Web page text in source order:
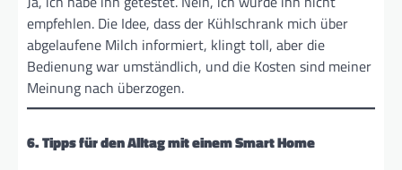
empfehlen. Die Idee, dass der Kühlschrank mich über
abgelaufene Milch informiert, klingt toll, aber die
Bedienung war umständlich, und die Kosten sind meiner
Meinung nach überzogen.
6. Tipps für den Alltag mit einem Smart Home